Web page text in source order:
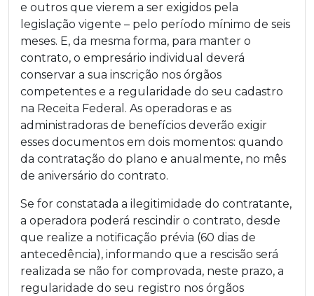
e outros que vierem a ser exigidos pela
legislação vigente – pelo período mínimo de seis
meses. E, da mesma forma, para manter o
contrato, o empresário individual deverá
conservar a sua inscrição nos órgãos
competentes e a regularidade do seu cadastro
na Receita Federal. As operadoras e as
administradoras de benefícios deverão exigir
esses documentos em dois momentos: quando
da contratação do plano e anualmente, no mês
de aniversário do contrato.
Se for constatada a ilegitimidade do contratante,
a operadora poderá rescindir o contrato, desde
que realize a notificação prévia (60 dias de
antecedência), informando que a rescisão será
realizada se não for comprovada, neste prazo, a
regularidade do seu registro nos órgãos